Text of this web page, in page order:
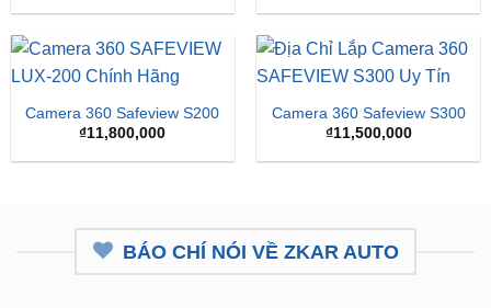
là:
tại
Camera 360 Safeview S200
₫11,800,000
Camera 360 Safeview S300
₫11,500,000
BÁO CHÍ NÓI VỀ ZKAR AUTO